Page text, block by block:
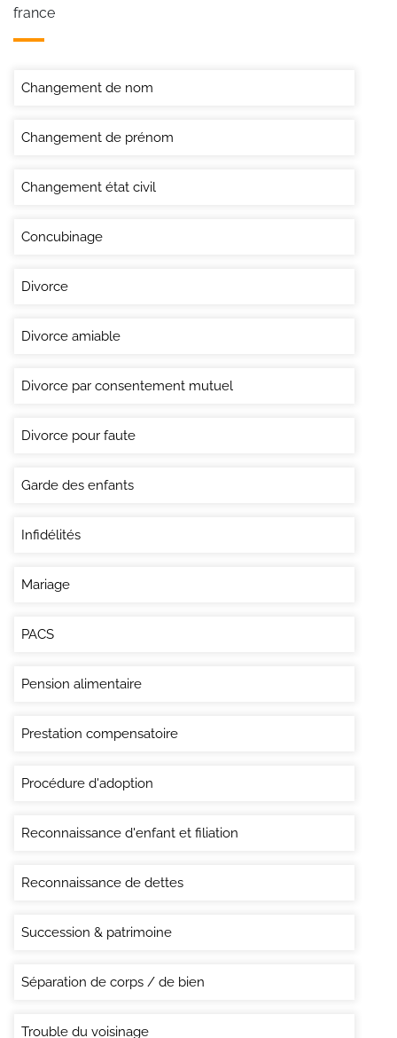
france
Changement de nom
Changement de prénom
Changement état civil
Concubinage
Divorce
Divorce amiable
Divorce par consentement mutuel
Divorce pour faute
Garde des enfants
Infidélités
Mariage
PACS
Pension alimentaire
Prestation compensatoire
Procédure d'adoption
Reconnaissance d'enfant et filiation
Reconnaissance de dettes
Succession & patrimoine
Séparation de corps / de bien
Trouble du voisinage